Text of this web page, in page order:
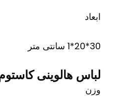
ابعاد
30*20*1 سانتی متر
لباس هالوینی
وزن